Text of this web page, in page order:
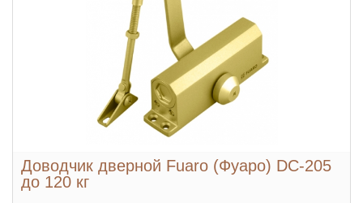
Доводчик дверной Fuaro (Фуаро) DC-205
до 120 кг